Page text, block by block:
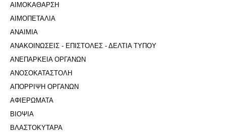
ΑΙΜΟΚΑΘΑΡΣΗ
ΑΙΜΟΠΕΤΑΛΙΑ
ΑΝΑΙΜΙΑ
ΑΝΑΚΟΙΝΩΣΕΙΣ - ΕΠΙΣΤΟΛΕΣ - ΔΕΛΤΙΑ ΤΥΠΟΥ
ΑΝΕΠΑΡΚΕΙΑ ΟΡΓΑΝΩΝ
ΑΝΟΣΟΚΑΤΑΣΤΟΛΗ
ΑΠΟΡΡΙΨΗ ΟΡΓΑΝΩΝ
ΑΦΙΕΡΩΜΑΤΑ
ΒΙΟΨΙΑ
ΒΛΑΣΤΟΚΥΤΑΡΑ